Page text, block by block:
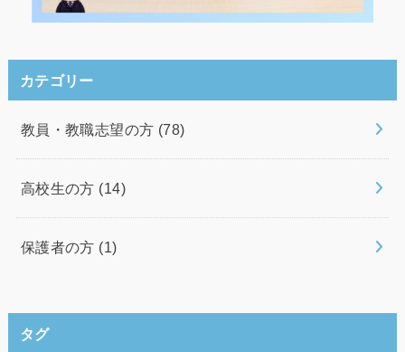
カテゴリー
教員・教職志望の方 (78)
高校生の方 (14)
保護者の方 (1)
タグ